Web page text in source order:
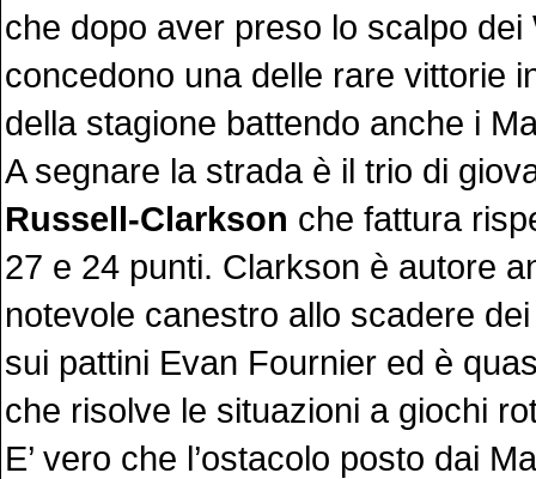
che dopo aver preso lo scalpo dei
concedono una delle rare vittorie
della stagione battendo anche i
A segnare la strada è il trio di
Russell-Clarkson che fattura
27 e 24 punti. Clarkson è autore
notevole canestro allo scadere
sui pattini Evan Fournier ed è
che risolve le situazioni a giochi
E’ vero che l’ostacolo posto dai